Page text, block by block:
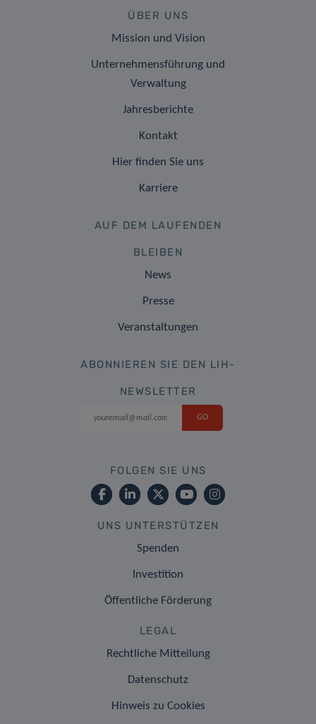
ÜBER UNS
Mission und Vision
Unternehmensführung und
Verwaltung
Jahresberichte
Kontakt
Hier finden Sie uns
Karriere
AUF DEM LAUFENDEN
BLEIBEN
News
Presse
Veranstaltungen
ABONNIEREN SIE DEN LIH-
NEWSLETTER
FOLGEN SIE UNS
UNS UNTERSTÜTZEN
Spenden
Investition
Öffentliche Förderung
LEGAL
Rechtliche Mitteilung
Datenschutz
Hinweis zu Cookies